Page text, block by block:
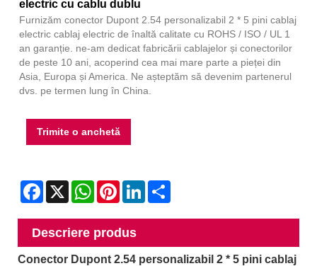
electric cu cablu dublu
Furnizăm conector Dupont 2.54 personalizabil 2 * 5 pini cablaj
electric cablaj electric de înaltă calitate cu ROHS / ISO / UL 1
an garanție. ne-am dedicat fabricării cablajelor și conectorilor
de peste 10 ani, acoperind cea mai mare parte a pieței din
Asia, Europa și America. Ne așteptăm să devenim partenerul
dvs. pe termen lung în China.
Trimite o anchetă
Facebook
X WhatsAppPinterestLinkedIn
Descriere produs
Conector Dupont 2.54 personalizabil 2 * 5 pini cablaj